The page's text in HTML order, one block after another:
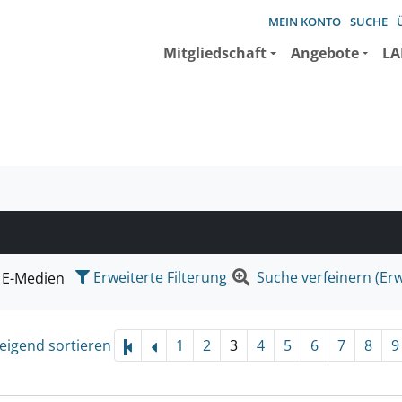
MEIN KONTO SUCHE
Mitgliedschaft Angebote
suchen wollen.
E-Medien Erweiterte Filterung Suche verfeinern
sortieren 1 2 3 4 5 6 7 8 9